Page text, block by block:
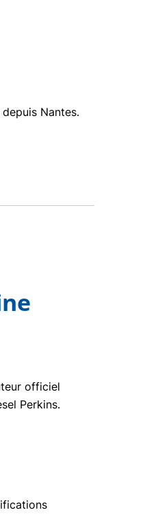
Nantes.
officiel
Perkins.